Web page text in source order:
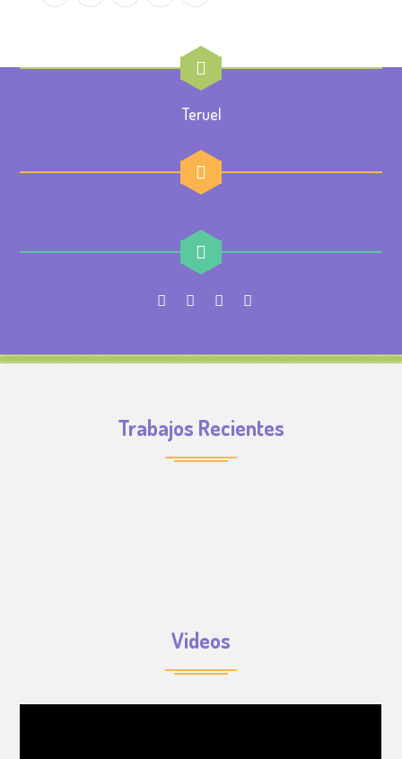
Teruel
Trabajos Recientes
Videos